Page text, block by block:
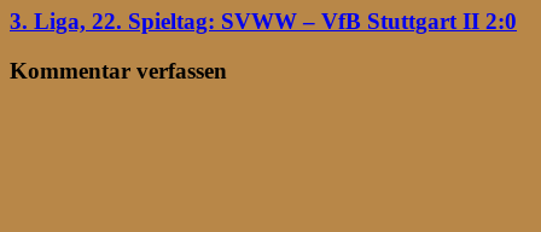
3. Liga, 22. Spieltag: SVWW – VfB Stuttgart II 2:0
Kommentar verfassen